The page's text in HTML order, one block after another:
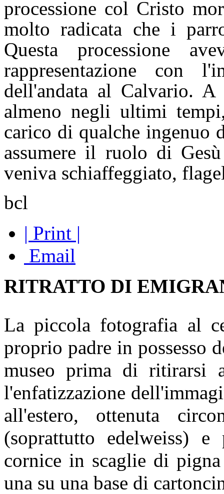
processione col Cristo
molto radicata che i
Questa processione
rappresentazione con
dell'andata al Calvario. A
almeno negli ultimi
carico di qualche ingenuo
assumere il ruolo di
veniva schiaffeggiato,
bcl
| Print |
Email
RITRATTO DI
La piccola fotografia al
proprio padre in possesso
museo prima di ritirarsi
l'enfatizzazione
all'estero, ottenuta
(soprattutto edelweiss)
cornice in scaglie di
una su una base di